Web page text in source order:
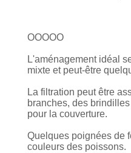
OOOOO
L'aménagement idéal
mixte et peut-être
La filtration peut être
branches, des
pour la couverture.
Quelques poignées de
couleurs des poissons.